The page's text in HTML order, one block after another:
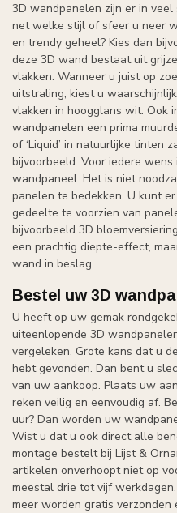
3D wandpanelen zijn er in
net welke stijl of sfeer u neer
en trendy geheel? Kies dan
deze 3D wand bestaat uit
vlakken. Wanneer u juist op
uitstraling, kiest u waarschijnlijk
vlakken in hoogglans wit. Ook
wandpanelen een prima
of ‘Liquid’ in natuurlijke tinten
bijvoorbeeld. Voor iedere
wandpaneel. Het is niet
panelen te bedekken. U kunt
gedeelte te voorzien van
bijvoorbeeld 3D
een prachtig diepte-effect,
wand in beslag.
Bestel uw 3D
U heeft op uw gemak
uiteenlopende 3D
vergeleken. Grote kans dat u
hebt gevonden. Dan bent u
van uw aankoop. Plaats uw
reken veilig en eenvoudig af.
uur? Dan worden uw
Wist u dat u ook direct alle
montage bestelt bij Lijst &
artikelen onverhoopt niet op
meestal drie tot vijf
meer worden gratis